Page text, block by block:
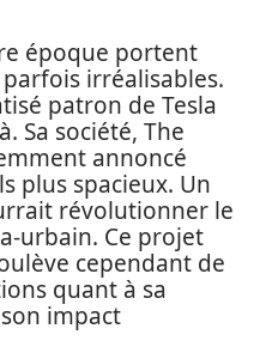
époque portent
irréalisables.
patron de Tesla
Sa société, The
annoncé
plus spacieux. Un
révolutionner le
urbain. Ce projet
cependant de
quant à sa
impact